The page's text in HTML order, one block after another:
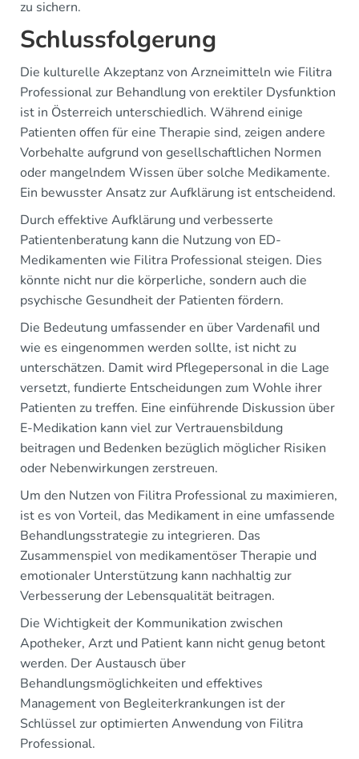
zu sichern.
Schlussfolgerung
Die kulturelle Akzeptanz von Arzneimitteln wie Filitra
Professional zur Behandlung von erektiler Dysfunktion
ist in Österreich unterschiedlich. Während einige
Patienten offen für eine Therapie sind, zeigen andere
Vorbehalte aufgrund von gesellschaftlichen Normen
oder mangelndem Wissen über solche Medikamente.
Ein bewusster Ansatz zur Aufklärung ist entscheidend.
Durch effektive Aufklärung und verbesserte
Patientenberatung kann die Nutzung von ED-
Medikamenten wie Filitra Professional steigen. Dies
könnte nicht nur die körperliche, sondern auch die
psychische Gesundheit der Patienten fördern.
Die Bedeutung umfassender en über Vardenafil und
wie es eingenommen werden sollte, ist nicht zu
unterschätzen. Damit wird Pflegepersonal in die Lage
versetzt, fundierte Entscheidungen zum Wohle ihrer
Patienten zu treffen. Eine einführende Diskussion über
E-Medikation kann viel zur Vertrauensbildung
beitragen und Bedenken bezüglich möglicher Risiken
oder Nebenwirkungen zerstreuen.
Um den Nutzen von Filitra Professional zu maximieren,
ist es von Vorteil, das Medikament in eine umfassende
Behandlungsstrategie zu integrieren. Das
Zusammenspiel von medikamentöser Therapie und
emotionaler Unterstützung kann nachhaltig zur
Verbesserung der Lebensqualität beitragen.
Die Wichtigkeit der Kommunikation zwischen
Apotheker, Arzt und Patient kann nicht genug betont
werden. Der Austausch über
Behandlungsmöglichkeiten und effektives
Management von Begleiterkrankungen ist der
Schlüssel zur optimierten Anwendung von Filitra
Professional.